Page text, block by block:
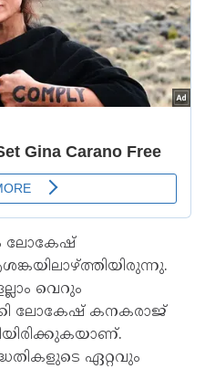
ലോകേഷ്
വെറും
ലോകേഷ് കനകരാജ്
ഏറ്റവും